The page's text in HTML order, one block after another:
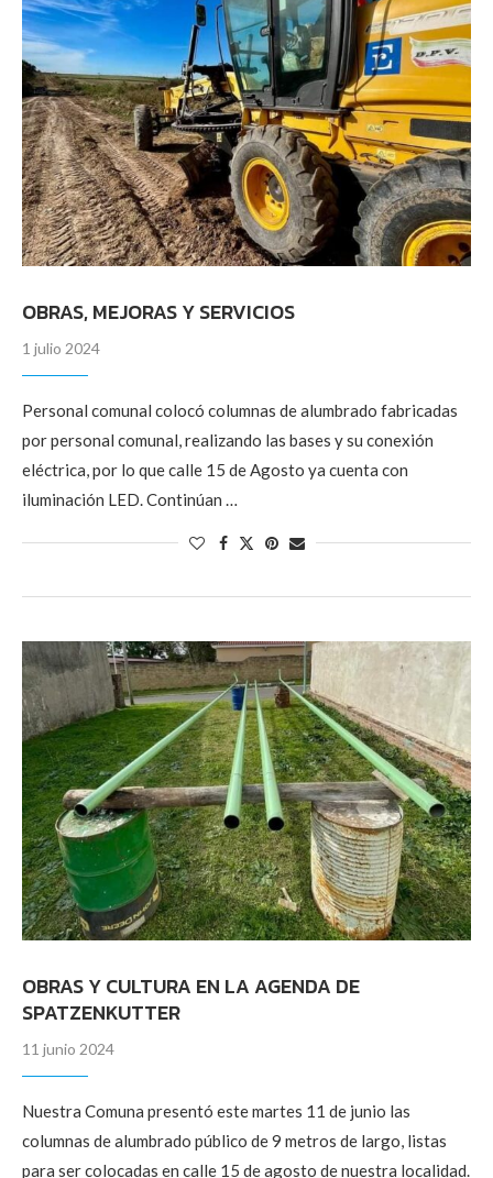
OBRAS, MEJORAS Y SERVICIOS
1 julio 2024
Personal comunal colocó columnas de alumbrado fabricadas
por personal comunal, realizando las bases y su conexión
eléctrica, por lo que calle 15 de Agosto ya cuenta con
iluminación LED. Continúan …
OBRAS Y CULTURA EN LA AGENDA DE
SPATZENKUTTER
11 junio 2024
Nuestra Comuna presentó este martes 11 de junio las
columnas de alumbrado público de 9 metros de largo, listas
para ser colocadas en calle 15 de agosto de nuestra localidad.